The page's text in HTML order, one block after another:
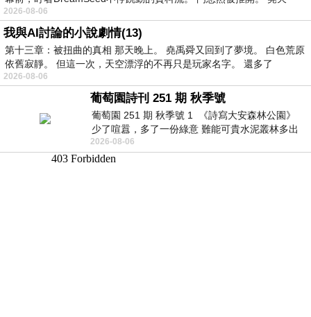
2026-08-06
我與AI討論的小說劇情(13)
第十三章：被扭曲的真相 那天晚上。 堯禹舜又回到了夢境。 白色荒原
依舊寂靜。 但這一次，天空漂浮的不再只是玩家名字。 還多了
2026-08-06
葡萄園詩刊 251 期 秋季號
葡萄園 251 期 秋季號 1 《詩寫大安森林公園》
少了喧囂，多了一份綠意 難能可貴水泥叢林多出
一
2026-08-06